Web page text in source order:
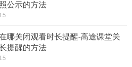
公示的方法
哪关闭观看时长提醒-高途课堂关
提醒的方法